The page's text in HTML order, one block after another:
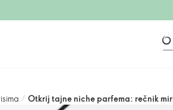
/ Otkrij tajne niche parfema: rečnik